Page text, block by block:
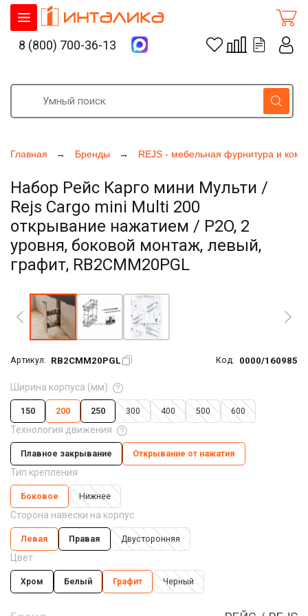
Главная Бренды REJS - мебельная фурнитура и
Набор Рейс Карго мини Мульти /
Rejs Cargo mini Multi 200
открывание нажатием / P2O, 2
уровня, боковой монтаж, левый,
графит, RB2CMM20PGL
Артикул: RB2CMM20PGL Код: 0000/160985
Ширина корпуса (мм)
150 200 250 300 400 500 600
Технология движения
Плавное закрывание Открывание от нажатия
Тип крепления
Боковое Нижнее
Сторона навески на корпус
Левая Правая Двусторонняя
Цвет
Хром Белый Графит Черный
8 (800) 700-36-13